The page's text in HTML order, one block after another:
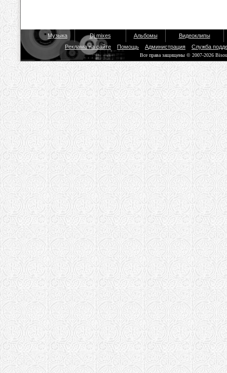
Музыка Dj mixes Альбомы
Видеоклипы
Реклама на сайте
Помощь Администрация Служба
Все права защищены © 2007-2026